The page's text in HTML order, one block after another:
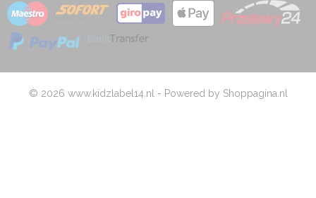
© 2026 www.kidzlabel14.nl - Powered by Shoppagina.nl